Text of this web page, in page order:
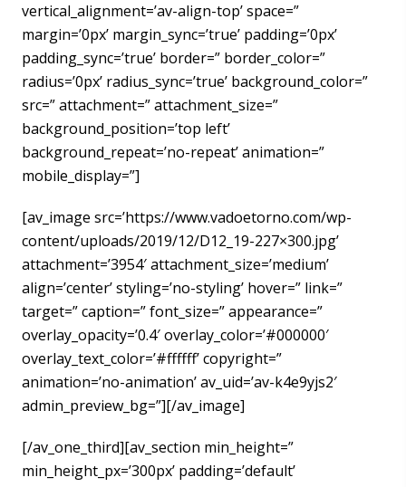
vertical_alignment=’av-align-top’ space=”
margin=’0px’ margin_sync=’true’ padding=’0px’
padding_sync=’true’ border=” border_color=”
radius=’0px’ radius_sync=’true’ background_color=”
src=” attachment=” attachment_size=”
background_position=’top left’
background_repeat=’no-repeat’ animation=”
mobile_display=”]
[av_image src=’https://www.vadoetorno.com/wp-
content/uploads/2019/12/D12_19-227×300.jpg’
attachment=’3954′ attachment_size=’medium’
align=’center’ styling=’no-styling’ hover=” link=”
target=” caption=” font_size=” appearance=”
overlay_opacity=’0.4′ overlay_color=’#000000′
overlay_text_color=’#ffffff’ copyright=”
animation=’no-animation’ av_uid=’av-k4e9yjs2′
admin_preview_bg=”][/av_image]
[/av_one_third][av_section min_height=”
min_height_px=’300px’ padding=’default’